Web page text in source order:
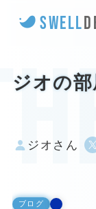
SWELL
ジオの部
ジオさん X
ブログ